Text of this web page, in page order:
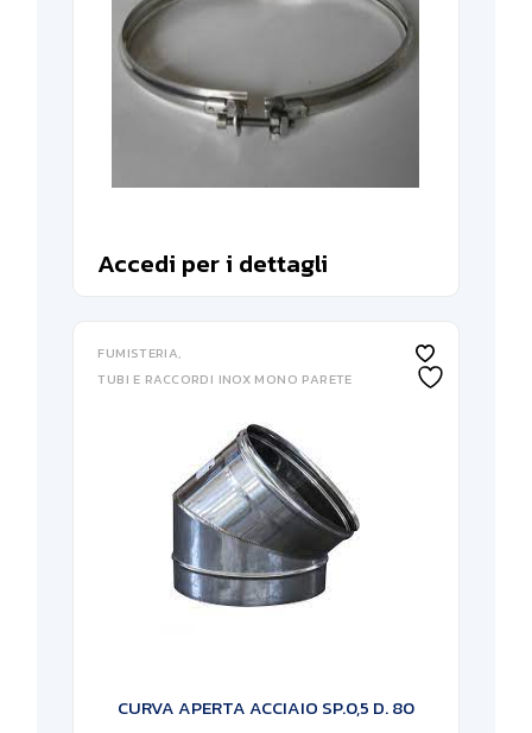
Accedi per i dettagli
FUMISTERIA
TUBI E RACCORDI INOX MONO PARETE
CURVA APERTA ACCIAIO SP.0,5 D. 80